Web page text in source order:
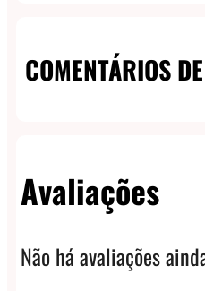
COMENTÁRIOS
Avaliações
Não há avaliações